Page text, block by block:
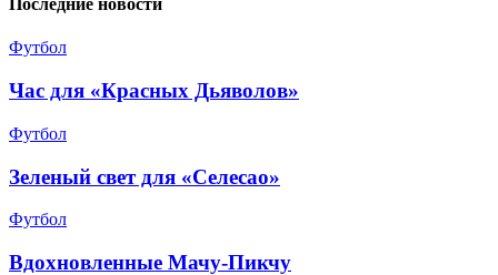
Последние новости
Футбол
Час для «Красных Дьяволов»
Футбол
Зеленый свет для «Селесао»
Футбол
Вдохновленные Мачу-Пикчу